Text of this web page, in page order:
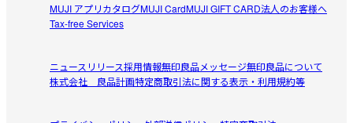
MUJI アプリカタログMUJI CardMUJI GIFT CARD法人のお客様へ
Tax-free Services
ニュースリリース採用情報無印良品メッセージ無印良品について
株式会社 良品計画特定商取引法に関する表示・利用規約等